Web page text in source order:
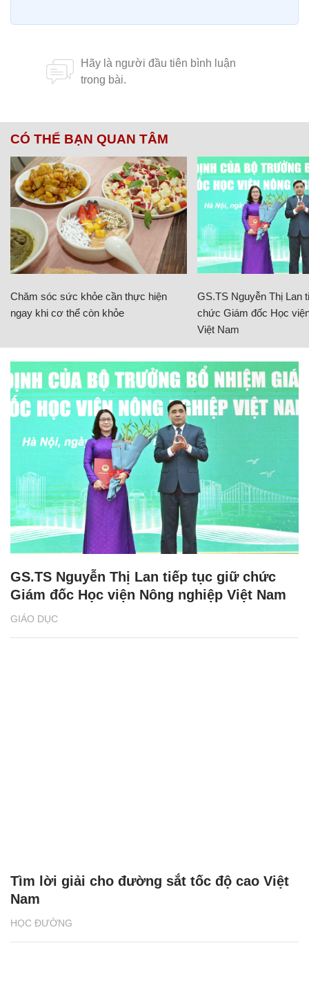
CÓ THỂ BẠN QUAN TÂM
Chăm sóc sức khỏe cần thực hiện
ngay khi cơ thể còn khỏe
GS.TS Nguyễn Thị Lan
chức Giám đốc Học
Việt Nam
GIÁO DỤC
GS.TS Nguyễn Thị Lan tiếp tục giữ chức
Giám đốc Học viện Nông nghiệp Việt Nam
HỌC ĐƯỜNG
Tìm lời giải cho đường sắt tốc độ cao Việt
Nam